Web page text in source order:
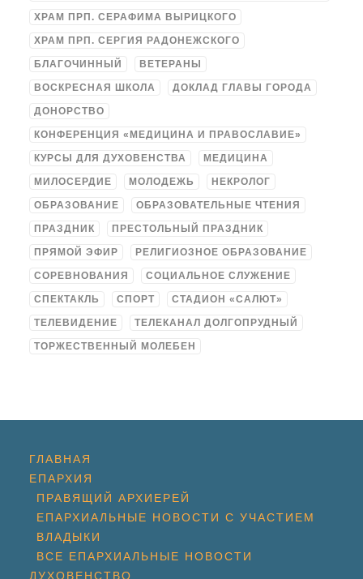
ХРАМ ПРП. СЕРАФИМА ВЫРИЦКОГО
ХРАМ ПРП. СЕРГИЯ РАДОНЕЖСКОГО
БЛАГОЧИННЫЙ ВЕТЕРАНЫ
ВОСКРЕСНАЯ ШКОЛА ДОКЛАД ГЛАВЫ ГОРОДА
ДОНОРСТВО
КОНФЕРЕНЦИЯ «МЕДИЦИНА И ПРАВОСЛАВИЕ»
КУРСЫ ДЛЯ ДУХОВЕНСТВА МЕДИЦИНА
МИЛОСЕРДИЕ МОЛОДЕЖЬ НЕКРОЛОГ
ОБРАЗОВАНИЕ ОБРАЗОВАТЕЛЬНЫЕ ЧТЕНИЯ
ПРАЗДНИК ПРЕСТОЛЬНЫЙ ПРАЗДНИК
ПРЯМОЙ ЭФИР РЕЛИГИОЗНОЕ ОБРАЗОВАНИЕ
СОРЕВНОВАНИЯ СОЦИАЛЬНОЕ СЛУЖЕНИЕ
СПЕКТАКЛЬ СПОРТ СТАДИОН «САЛЮТ»
ТЕЛЕВИДЕНИЕ ТЕЛЕКАНАЛ ДОЛГОПРУДНЫЙ
ТОРЖЕСТВЕННЫЙ МОЛЕБЕН
ГЛАВНАЯ
ЕПАРХИЯ
ПРАВЯЩИЙ АРХИЕРЕЙ
ЕПАРХИАЛЬНЫЕ НОВОСТИ С УЧАСТИЕМ
ВЛАДЫКИ
ВСЕ ЕПАРХИАЛЬНЫЕ НОВОСТИ
ДУХОВЕНСТВО